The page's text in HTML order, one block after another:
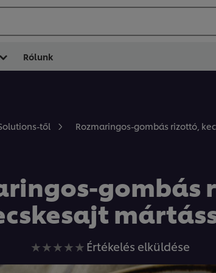
Rólunk
től Rozmaringos-gombás rizottó,
gombás
Nem
küldtek
Értékelés elküldése